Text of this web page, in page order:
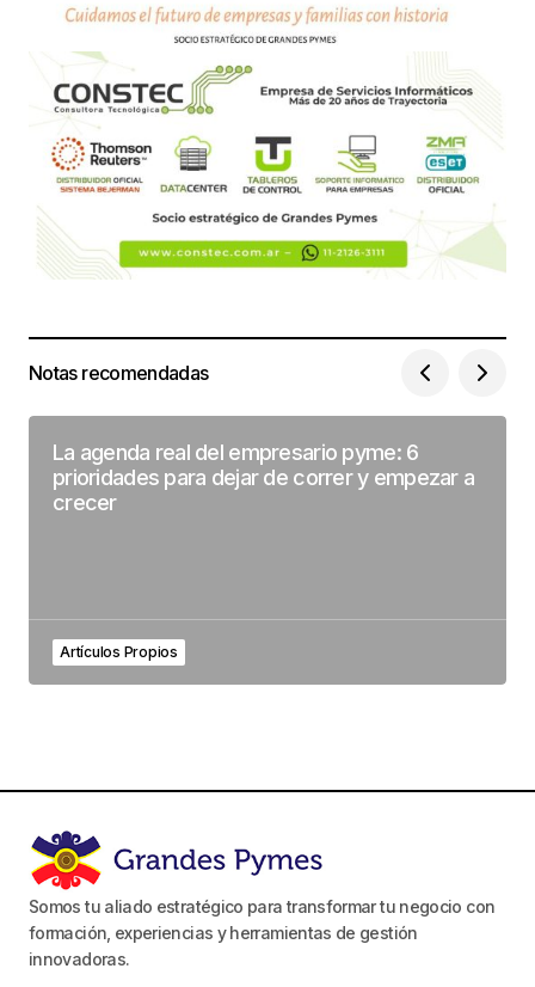
Notas recomendadas
La agenda real del empresario pyme: 6
prioridades para dejar de correr y empezar a
crecer
Artículos Propios
Somos tu aliado estratégico para transformar tu negocio con
formación, experiencias y herramientas de gestión
innovadoras.